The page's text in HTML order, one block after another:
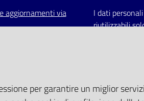
aggiornamenti via
I dati
riutilizzabili
per garantire un miglior